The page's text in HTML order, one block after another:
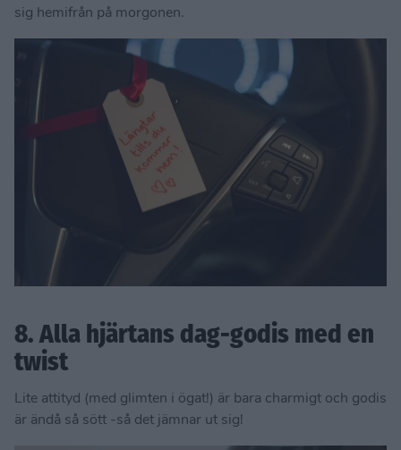
sig hemifrån på morgonen.
8. Alla hjärtans dag-godis med en
twist
Lite attityd (med glimten i ögat!) är bara charmigt och godis
är ändå så sött -så det jämnar ut sig!